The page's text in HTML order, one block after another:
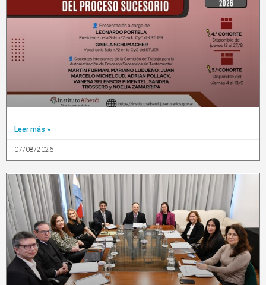
Leer más »
07/08/2026